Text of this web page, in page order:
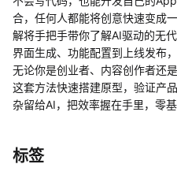
合，任何人都能将创意快速变成
解将手把手带你了解AI驱动的无
界面生成、功能配置到上线发布
无论你是创业者、内容创作者还
这套方法快速搭建原型，验证产
杂留给AI，把效率握在手里，零
标签